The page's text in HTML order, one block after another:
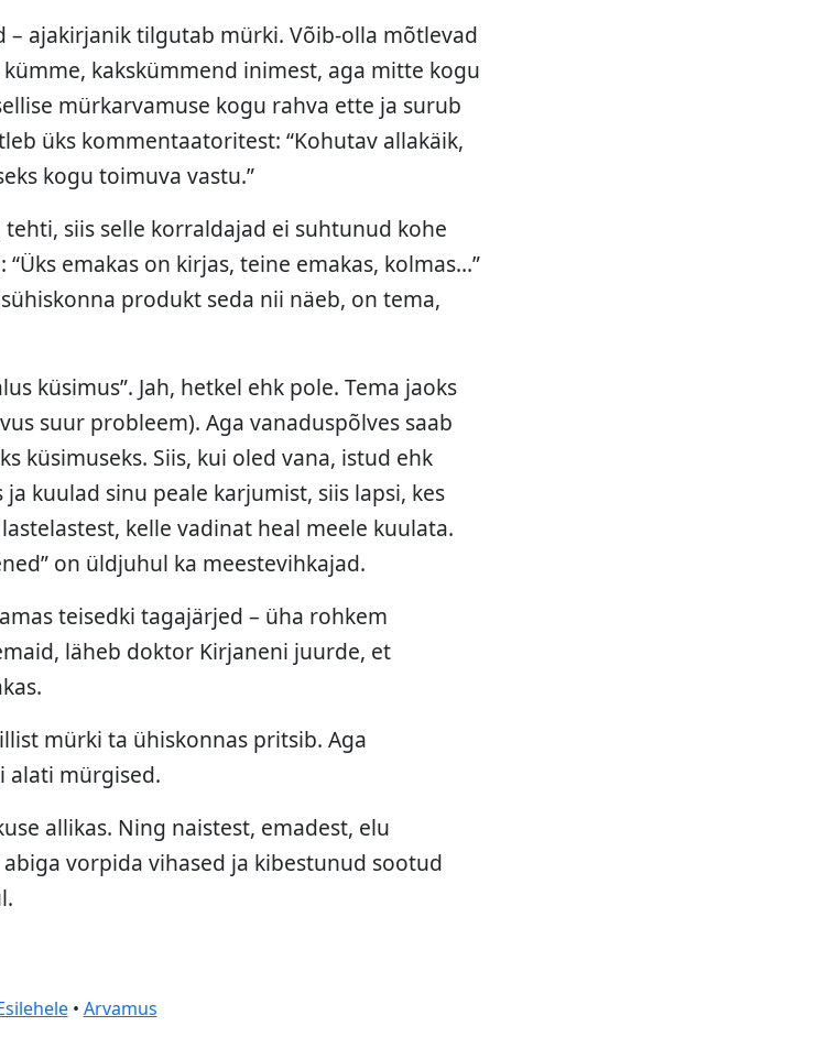
ajakirjanik tilgutab mürki. Võib-olla mõtlevad
kakskümmend inimest, aga mitte kogu
mürkarvamuse kogu rahva ette ja surub
üks kommentaatoritest: “Kohutav allakäik,
kogu toimuva vastu.”
siis selle korraldajad ei suhtunud kohe
emakas on kirjas, teine emakas, kolmas…”
produkt seda nii näeb, on tema,
küsimus”. Jah, hetkel ehk pole. Tema jaoks
suur probleem). Aga vanaduspõlves saab
küsimuseks. Siis, kui oled vana, istud ehk
kuulad sinu peale karjumist, siis lapsi, kes
kelle vadinat heal meele kuulata.
on üldjuhul ka meestevihkajad.
teisedki tagajärjed – üha rohkem
läheb doktor Kirjaneni juurde, et
mürki ta ühiskonnas pritsib. Aga
alati mürgised.
allikas. Ning naistest, emadest, elu
vorpida vihased ja kibestunud sootud
• Arvamus